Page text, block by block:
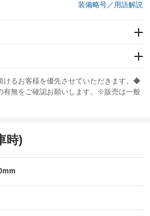
装備略号／用語解説
ド
ABS
けるお客様を優先させていただきます。◆
無をご確認お願いします。※販売は一般
時)